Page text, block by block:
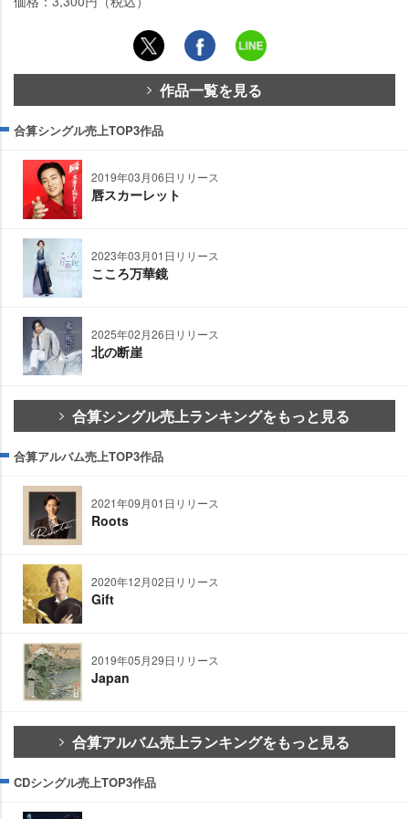
作品一覧を見る
合算シングル売上TOP3作品
2019年03月06日リリース
唇スカーレット
2023年03月01日リリース
こころ万華鏡
2025年02月26日リリース
北の断崖
合算シングル売上ランキングをもっと見る
合算アルバム売上TOP3作品
2021年09月01日リリース
Roots
2020年12月02日リリース
Gift
2019年05月29日リリース
Japan
合算アルバム売上ランキングをもっと見る
CDシングル売上TOP3作品